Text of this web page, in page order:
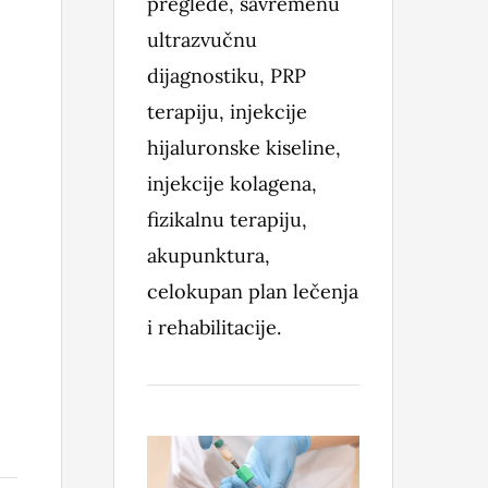
ultrazvučnu
dijagnostiku, PRP
terapiju, injekcije
hijaluronske kiseline,
injekcije kolagena,
fizikalnu terapiju,
akupunktura,
celokupan plan lečenja
i rehabilitacije.